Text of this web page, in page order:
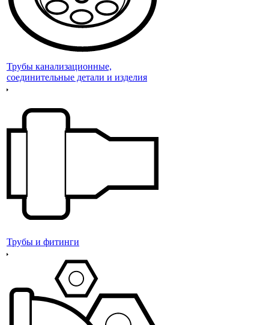
Трубы канализационные,
соединительные детали и изделия
Трубы и фитинги